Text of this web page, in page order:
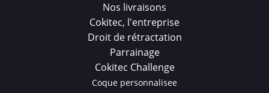
Nos livraisons
Cokitec, l'entreprise
Droit de rétractation
Parrainage
Cokitec Challenge
Coque personnalisee